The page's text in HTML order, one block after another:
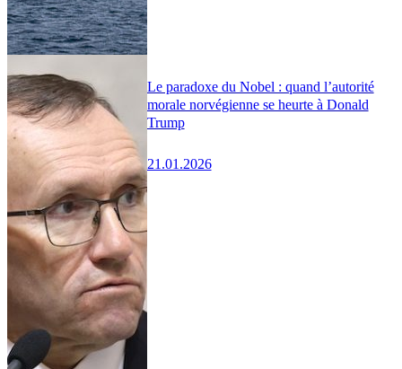
Le paradoxe du Nobel : quand l’autorité
morale norvégienne se heurte à Donald
Trump
21.01.2026